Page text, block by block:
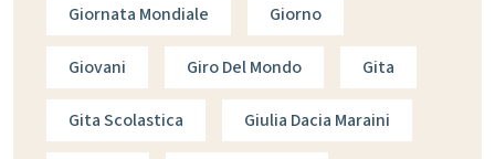
Giornata Mondiale Giorno
Giovani Giro Del Mondo Gita
Gita Scolastica Giulia Dacia Maraini